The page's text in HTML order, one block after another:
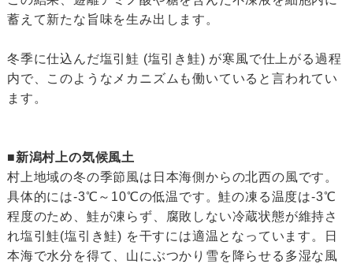
蓄えて新たな旨味を生み出します。
冬季に仕込んだ塩引鮭 (塩引き鮭) が寒風で仕上がる過程
内で、このようなメカニズムも働いていると言われてい
ます。
■新潟村上の気候風土
村上地域の冬の季節風は日本海側からの北西の風です。
具体的には-3℃～10℃の低温です。鮭の凍る温度は-3℃
程度のため、鮭が凍らず、腐敗しない冷蔵状態が維持さ
れ塩引鮭(塩引き鮭) を干すには適温となっています。日
本海で水分を得て、山にぶつかり雪を降らせる多湿な風